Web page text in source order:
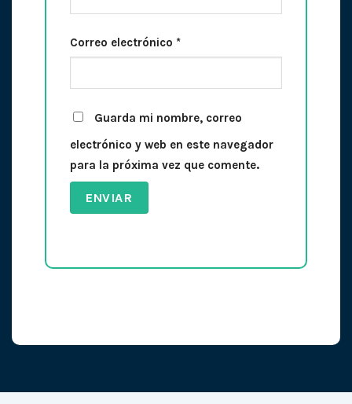
Correo electrónico *
Guarda mi nombre, correo
electrónico y web en este navegador
para la próxima vez que comente.